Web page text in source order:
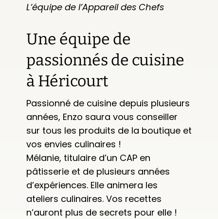
L’équipe de l’Appareil des Chefs
Une équipe de
passionnés de cuisine
à Héricourt
Passionné de cuisine depuis plusieurs
années, Enzo saura vous conseiller
sur tous les produits de la boutique et
vos envies culinaires !
Mélanie, titulaire d’un CAP en
pâtisserie et de plusieurs années
d’expériences. Elle animera les
ateliers culinaires. Vos recettes
n’auront plus de secrets pour elle !